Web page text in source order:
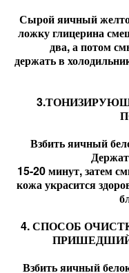
Сырой яичный
ложку глицерина
два, а потом
держать в
Взбить яичный
15-20 минут, затем
кожа украсится
4. СПОСОБ
ПРИШЕДШИЙ
Взбить яичный